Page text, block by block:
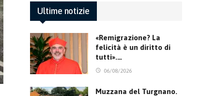
Ultime notizie
«Remigrazione? La
felicità è un diritto di
tutti».…
06/08/2026
Muzzana del Turgnano.